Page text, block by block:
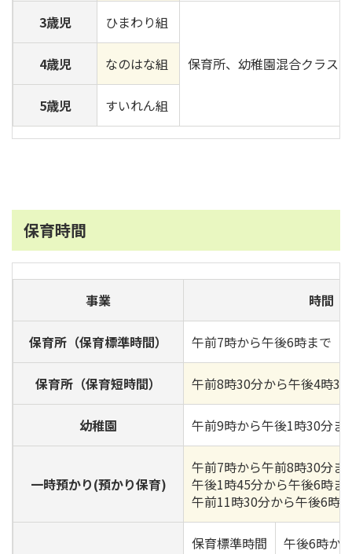
3歳児 ひまわり組
保育所、幼稚園混合クラス
4歳児 なのはな組
5歳児 すいれん組
保育時間
事業 時間
保育所（保育標準時間） 午前7時から午後6時まで
保育所（保育短時間） 午前8時30分から午後4時30
幼稚園 午前9時から午後1時30分ま
一時預かり(預かり保育)
午前7時から午前8時30分ま
午後1時45分から午後6時ま
午前11時30分から午後6時
保育標準時間 午後6時か